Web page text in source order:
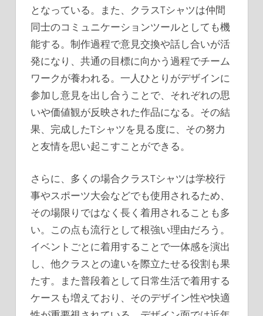
となっている。また、クラスTシャツは仲間
同士のコミュニケーションツールとしても機
能する。制作過程で意見交換や話し合いが活
発になり、共通の目標に向かう過程でチーム
ワークが養われる。一人ひとりがデザインに
参加し意見を出し合うことで、それぞれの思
いや価値観が反映された作品になる。その結
果、完成したTシャツを見る度に、その努力
と友情を思い起こすことができる。
さらに、多くの場合クラスTシャツは学校行
事やスポーツ大会などでも使用されるため、
その場限りではなく長く着用されることも多
い。この点も流行として根強い理由だろう。
イベントごとに着用することで一体感を演出
し、他クラスとの違いを際立たせる役割も果
たす。また普段着として日常生活で着用する
ケースも増えており、そのデザイン性や快適